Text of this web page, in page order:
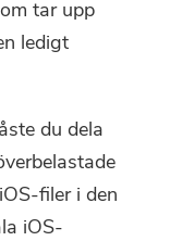
tar upp
ledigt
du dela
filer i den
iOS-